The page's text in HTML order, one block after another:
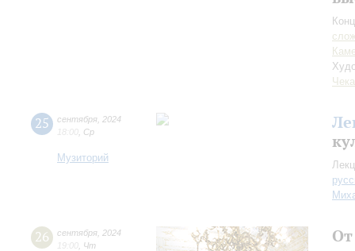
25 сентября 2024
18:00 Ср
Музиторий
26 сентября 2024
19:00 Чт